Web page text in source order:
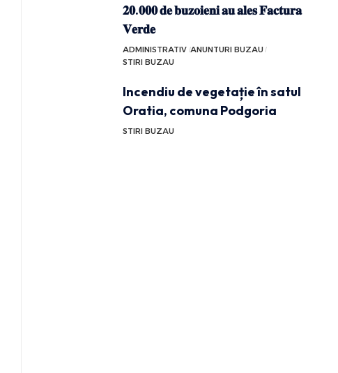
𝟐𝟎.𝟎𝟎𝟎 𝐝𝐞 𝐛𝐮𝐳𝐨𝐢𝐞𝐧𝐢 𝐚𝐮 𝐚𝐥𝐞𝐬 𝐅𝐚𝐜𝐭𝐮𝐫𝐚
𝐕𝐞𝐫𝐝𝐞
ADMINISTRATIV ANUNTURI BUZAU
STIRI BUZAU
Incendiu de vegetație în satul
Oratia, comuna Podgoria
STIRI BUZAU